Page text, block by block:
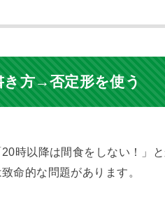
き方→否定形を使う
時以降は間食をしない！」
命的な問題があります。